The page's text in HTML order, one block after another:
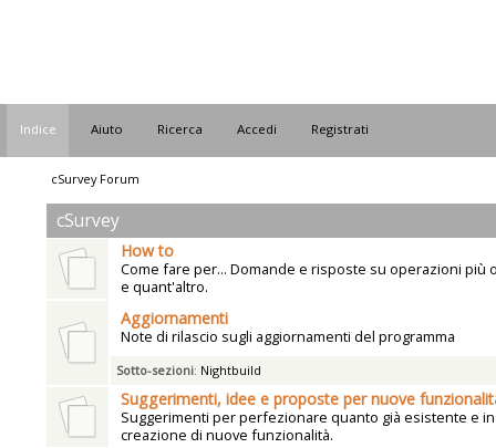
Indice Aiuto Ricerca Accedi Registrati
cSurvey Forum
cSurvey
How to
Come fare per... Domande e risposte su operazioni più
e quant'altro.
Aggiornamenti
Note di rilascio sugli aggiornamenti del programma
Sotto-sezioni: Nightbuild
Suggerimenti, idee e proposte per nuove
Suggerimenti per perfezionare quanto già esistente e
creazione di nuove funzionalità.